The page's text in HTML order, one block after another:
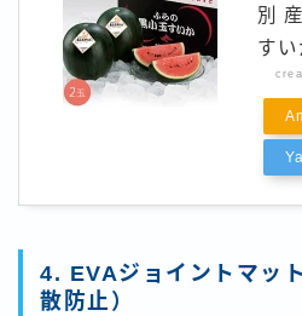
別
す
4. EVAジョイントマッ
散防止）